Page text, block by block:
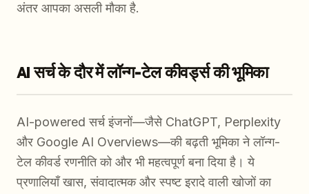
अंतर आपका असली मौका है.
AI सर्च के दौर में लॉन्ग-टेल कीवर्ड्स की भूमिका
AI-powered सर्च इंजनों—जैसे ChatGPT, Perplexity
और Google AI Overviews—की बढ़ती भूमिका ने लॉन्ग-
टेल कीवर्ड रणनीति को और भी महत्वपूर्ण बना दिया है। ये
प्रणालियाँ खास, संवादात्मक और स्पष्ट इरादे वाली खोजों का